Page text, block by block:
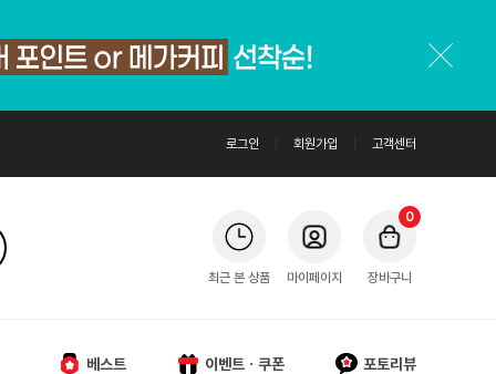
로그인 회원가입 고객센터
최근 본 상품 마이페이지 장바구니
0
베스트 이벤트ㆍ쿠폰 포토리뷰